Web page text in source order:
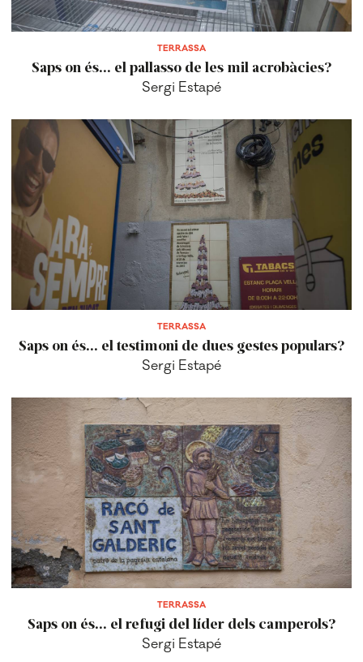
TERRASSA
Saps on és... el pallasso de les mil acrobàcies?
Sergi Estapé
TERRASSA
Saps on és... el testimoni de dues gestes populars?
Sergi Estapé
TERRASSA
Saps on és... el refugi del líder dels camperols?
Sergi Estapé